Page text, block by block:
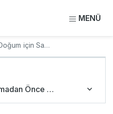
MENÜ
Doğum için Sağlık Sigortası Yaptırmak Mantıklı mı? Tavsiyeler
Doğum Sigortası Yaptırmadan Önce Dikkat Edilmesi Gerekenler Nelerdir?